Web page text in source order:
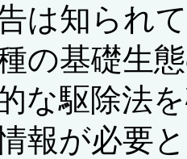
は知られ
の基礎生
な駆除法
報が必要